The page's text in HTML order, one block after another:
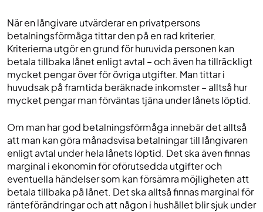
När en långivare utvärderar en privatpersons
betalningsförmåga tittar den på en rad kriterier.
Kriterierna utgör en grund för huruvida personen kan
betala tillbaka lånet enligt avtal – och även ha tillräckligt
mycket pengar över för övriga utgifter. Man tittar i
huvudsak på framtida beräknade inkomster – alltså hur
mycket pengar man förväntas tjäna under lånets löptid.
Om man har god betalningsförmåga innebär det alltså
att man kan göra månadsvisa betalningar till långivaren
enligt avtal under hela lånets löptid. Det ska även finnas
marginal i ekonomin för oförutsedda utgifter och
eventuella händelser som kan försämra möjligheten att
betala tillbaka på lånet. Det ska alltså finnas marginal för
ränteförändringar och att någon i hushållet blir sjuk under